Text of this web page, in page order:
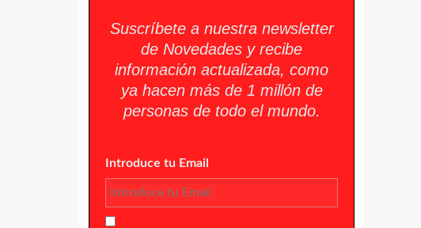
Suscríbete a nuestra newsletter
de Novedades y recibe
información actualizada, como
ya hacen más de 1 millón de
personas de todo el mundo.
Introduce tu Email